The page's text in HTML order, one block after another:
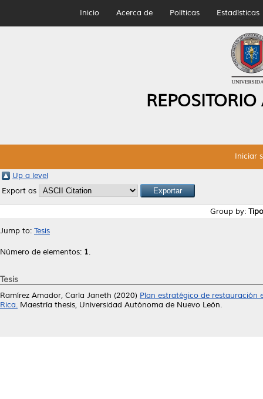
Inicio Acerca de Políticas Estadísticas
Iniciar
Up a level
Export as
Group by:
Jump to: Tesis
Número de elementos: 1.
Tesis
Ramírez Amador, Carla Janeth (2020) Plan estratégico de restauración
Rica. Maestría thesis, Universidad Autónoma de Nuevo León.